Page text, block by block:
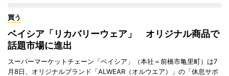
買う
ベイシア「リカバリーウェア」 オリジナル商品で
話題市場に進出
スーパーマーケットチェーン「ベイシア」（本社＝前橋市亀里町）は7
月8日、オリジナルブランド「ALWEAR（オルウエア）」の「休息サポ